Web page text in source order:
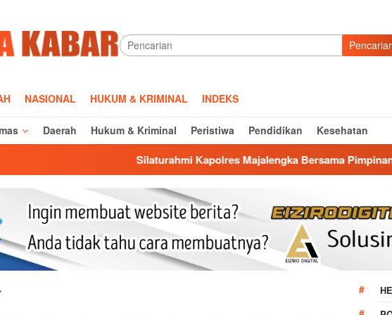
NASIONAL HUKUM & KRIMINAL INDEKS
Daerah Hukum & Kriminal Peristiwa Pendidikan Kesehatan
Silaturahmi Kapolres Majalengka Bersama Pimpinan DPRD, Bangun